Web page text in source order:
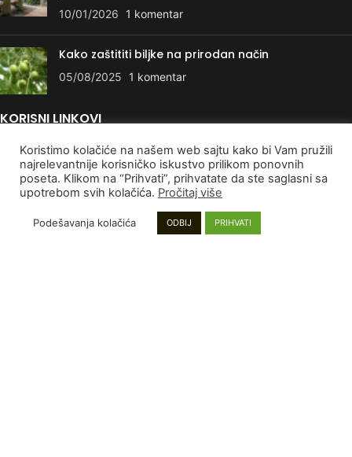
10/01/2026 1 komentar
Kako zaštititi biljke na prirodan način
05/08/2025 1 komentar
KORISNI LINKOVI
Politika Privatnosti
Uslovi korišćenja
Autorska Prava
Kontaktirajte nas
Koristimo kolačiće na našem web sajtu kako bi Vam pružili
najrelevantnije korisničko iskustvo prilikom ponovnih
poseta. Klikom na “Prihvati”, prihvatate da ste saglasni sa
upotrebom svih kolačića. Pročitaj više
Podešavanja kolačića ODBIJ PRIHVATI